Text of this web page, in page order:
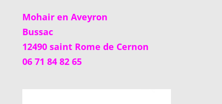
Mohair en Aveyron
Bussac
12490 saint Rome de Cernon
06 71 84 82 65